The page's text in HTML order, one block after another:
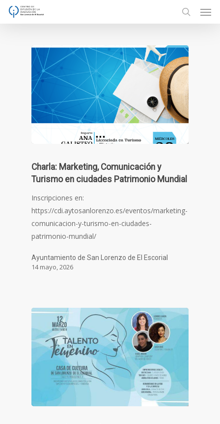
Skip
search
Charla: Marketing, Comunicación y
Turismo en ciudades Patrimonio Mundial
Inscripciones en:
https://cdi.aytosanlorenzo.es/eventos/marketing-
comunicacion-y-turismo-en-ciudades-
patrimonio-mundial/
Ayuntamiento de San Lorenzo de El Escorial
14 mayo, 2026